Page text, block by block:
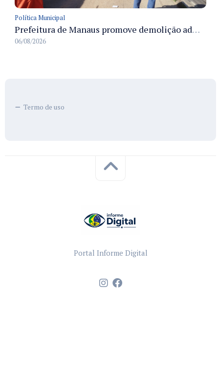
Política Municipal
Prefeitura de Manaus promove demolição administrativa de cinco estruturas que ocupavam calçada pública
06/08/2026
Termo de uso
Portal Informe Digital